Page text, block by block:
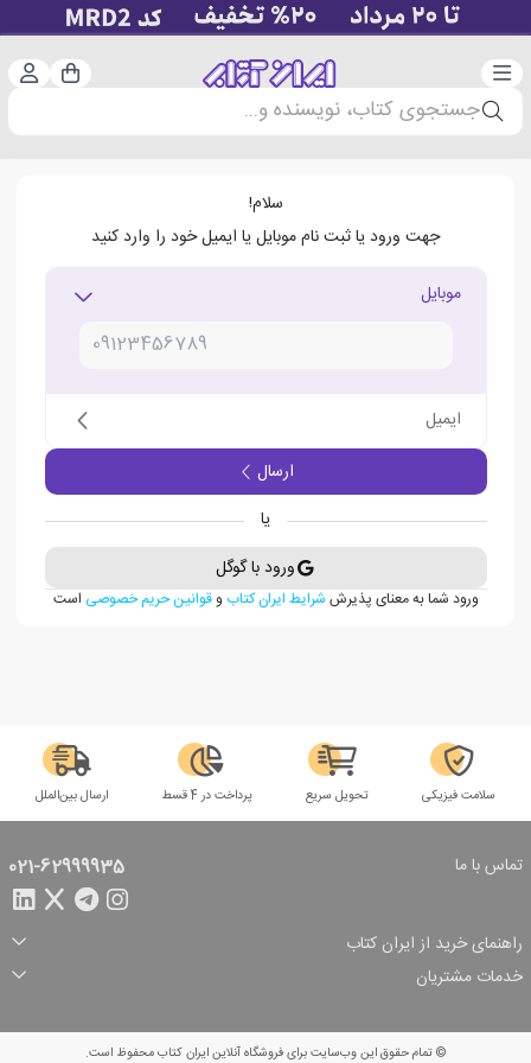
دسته‌بندی سبد
جستجوی کتاب، نویسنده و...
سلام!
جهت ورود یا ثبت نام موبایل یا ایمیل خود را وارد کنید
موبایل
ایمیل
ارسال
یا
ورود با گوگل
ورود شما به معنای پذیرش شرایط ایران کتاب وقوانین حریم خصوصی است
سلامت فیزیکی تحویل سریع پرداخت در 4 قسط ارسال بین‌الملل
تماس با ما 021-62999935
راهنمای خرید از ایران کتاب
ثبت سفارش
شرایط ارسال سفارش
شیوه پرداخت
تخفیف‌های خرید
خدمات مشتریان
© تمام حقوق این وب‌سایت برای فروشگاه آنلاین ایران کتاب محفوظ است.